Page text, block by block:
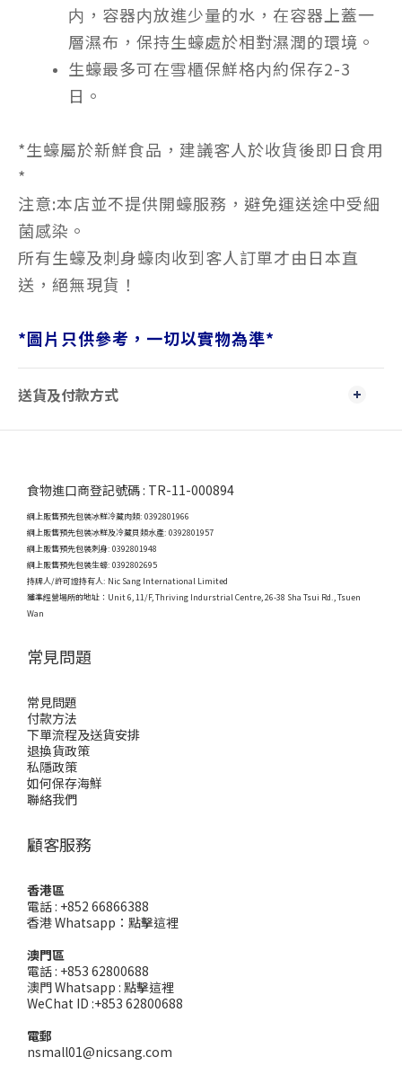
内，容器内放進少量的水，在容器上蓋一
層濕布，保持生蠔處於相對濕潤的環境。
生蠔最多可在雪櫃保鮮格内約保存2-3
日。
*生蠔屬於新鮮食品，建議客人於收貨後即日食用
*
注意:本店並不提供開蠔服務，避免運送途中受細
菌感染。
所有生蠔及刺身蠔肉收到客人訂單才由日本直
送，絕無現貨！
*圖片只供參考，一切以實物為準*
送貨及付款方式
食物進口商登記號碼 : TR-11-000894
網上販售預先包裝冰鮮冷藏肉類: 0392801966
網上販售預先包裝冰鮮及冷藏貝類水產: 0392801957
網上販售預先包裝刺身: 0392801948
網上販售預先包裝生蠔: 0392802695
持牌人/許可證持有人: Nic Sang International Limited
獲準經營場所的地址： Unit 6, 11/F, Thriving Indurstrial Centre, 26-38 Sha Tsui Rd., Tsuen
Wan
常見問題
常見問題
付款方法
下單流程及送貨安排
退換貨政策
私隱政策
如何保存海鮮
聯絡我們
顧客服務
香港區
電話 : +852 66866388
香港 Whatsapp： 點擊這裡
澳門區
電話 : +853 62800688
澳門 Whatsapp : 點擊這裡
WeChat ID :+853 62800688
電郵
nsmall01@nicsang.com